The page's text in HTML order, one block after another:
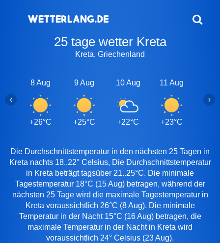
25 tage wetter Kreta
Kreta, Griechenland
8 Aug
+26°C
9 Aug
+25°C
10 Aug
+22°C
11 Aug
+23°C
‹ ›
Die Durchschnittstemperatur in den nächsten 25 Tagen in
Kreta nachts 18..22° Celsius, Die Durchschnittstemperatur
in Kreta beträgt tagsüber 21..25°C. Die minimale
Tagestemperatur 18°C (15 Aug) betragen, während der
nächsten 25 Tage wird die maximale Tagestemperatur in
Kreta voraussichtlich 26°C (8 Aug). Die minimale
Temperatur in der Nacht 15°C (16 Aug) betragen, die
maximale Temperatur in der Nacht in Kreta wird
voraussichtlich 24° Celsius (23 Aug).